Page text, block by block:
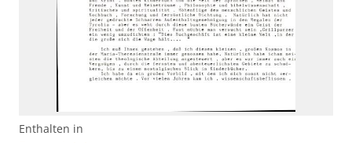
Enthalten in